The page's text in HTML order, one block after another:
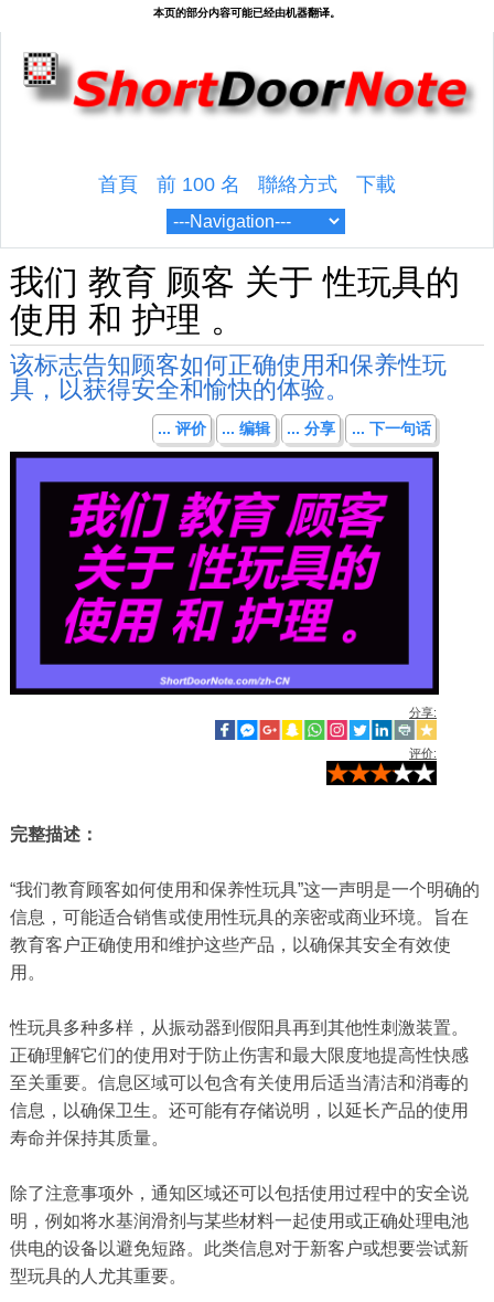
首頁 前 100 名 聯絡方式 下載
我们 教育 顾客 关于 性玩具的
使用 和 护理 。
该标志告知顾客如何正确使用和保养性玩
具，以获得安全和愉快的体验。
... 评价 ... 编辑 ... 分享 ... 下一句话
分享:
评价:
完整描述：
“我们教育顾客如何使用和保养性玩具”这一声明是一个明确的
信息，可能适合销售或使用性玩具的亲密或商业环境。旨在
教育客户正确使用和维护这些产品，以确保其安全有效使
用。
性玩具多种多样，从振动器到假阳具再到其他性刺激装置。
正确理解它们的使用对于防止伤害和最大限度地提高性快感
至关重要。信息区域可以包含有关使用后适当清洁和消毒的
信息，以确保卫生。还可能有存储说明，以延长产品的使用
寿命并保持其质量。
除了注意事项外，通知区域还可以包括使用过程中的安全说
明，例如将水基润滑剂与某些材料一起使用或正确处理电池
供电的设备以避免短路。此类信息对于新客户或想要尝试新
型玩具的人尤其重要。